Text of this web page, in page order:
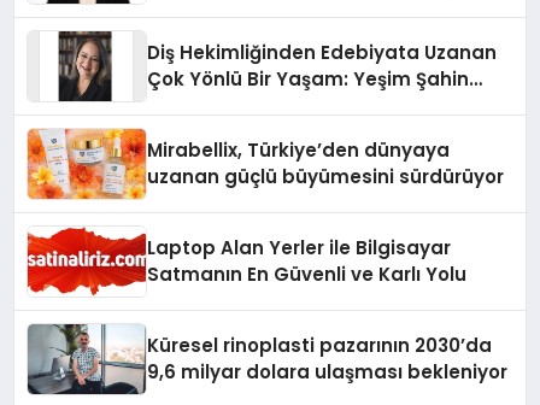
Diş Hekimliğinden Edebiyata Uzanan
Çok Yönlü Bir Yaşam: Yeşim Şahin
Mirabellix, Türkiye’den dünyaya
uzanan güçlü büyümesini sürdürüyor
Laptop Alan Yerler ile Bilgisayar
Satmanın En Güvenli ve Karlı Yolu
Küresel rinoplasti pazarının 2030’da
9,6 milyar dolara ulaşması bekleniyor